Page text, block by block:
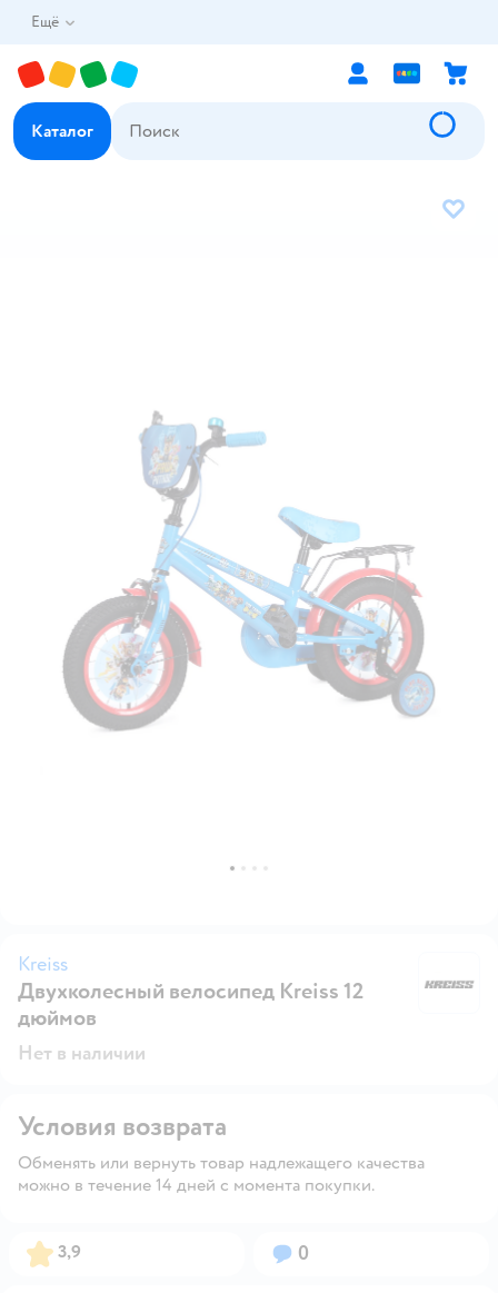
Ещё
Каталог
В
Kreiss
Двухколесный велосипед Kreiss 12
дюймов
Нет в наличии
Условия возврата
Обменять или вернуть товар надлежащего качества
можно в течение 14 дней с момента покупки.
Рейтинг:
3,9 Вопросов:
0